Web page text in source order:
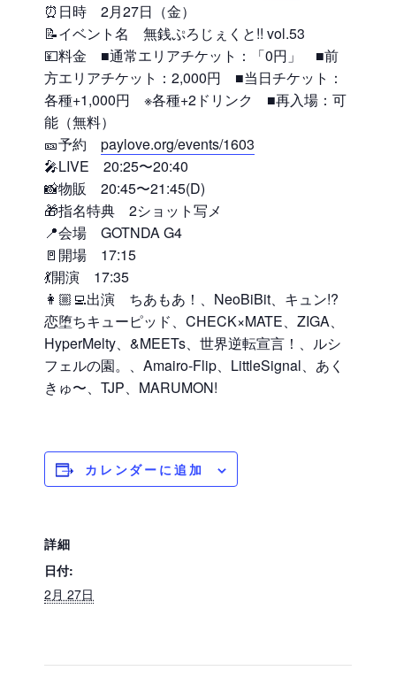
⏰日時 2月27日（金）
📝イベント名 無銭ぷろじぇくと!! vol.53
💴料金 ■通常エリアチケット：「0円」 ■前
方エリアチケット：2,000円 ■当日チケット：
各種+1,000円 ※各種+2ドリンク ■再入場：可
能（無料）
🎫予約 paylove.org/events/1603
🎤LIVE 20:25〜20:40
📸物販 20:45〜21:45(D)
🎁指名特典 2ショット写メ
📍会場 GOTNDA G4
🚪開場 17:15
💃開演 17:35
👩🏼‍💻出演 ちあもあ！、NeoBiBit、キュン!?
恋堕ちキューピッド、CHECK×MATE、ZIGA、
HyperMelty、&MEETs、世界逆転宣言！、ルシ
フェルの園。、Amairo-Flip、LittleSignal、あく
きゅ〜、TJP、MARUMON!
カレンダーに追加
詳細
日付:
2月 27日